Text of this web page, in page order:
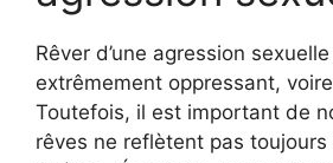
Rêver d’une agression
extrêmement oppressant,
Toutefois, il est important de
rêves ne reflètent pas toujours